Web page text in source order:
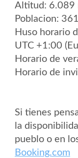
Altitud: 6.089
Poblacion: 361
Huso horario
UTC +1:00
Horario de
Horario de
Si tienes
la
pueblo o en
Booking.com